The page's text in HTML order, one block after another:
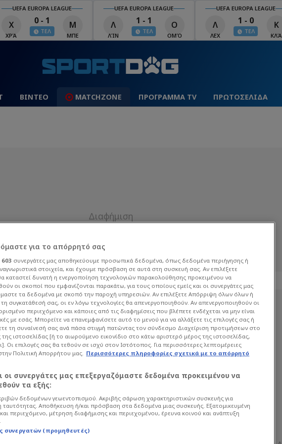
UEFA EUROPA LEAGUE
Χ
ΧΡΆ
0 - 1
ΤΕΛ
Μ
ΜΠΕ
UEFA EUROPA LEAGUE
Λ
ΛΊΝ
1 - 1
ΤΕΛ
Ο
ΟΜΌ
UEFA EUROPA LEAGUE
Λ
ΛΕΧ
1 - 0
ΤΕΛ
Κ
ΚΛΆ
ΒΙΝΤΕΟ MATCHZONE ΠΡΟΓΡΑΜΜΑ TV ΠΡΩΤΟΣΕΛΙΔΑ
την
την Ελλάδα.
για το απόρρητό σας
603 συνεργάτες μας αποθηκεύουμε προσωπικά δεδομένα, όπως δεδομένα περιήγησης ή
στοιχεία, και έχουμε πρόσβαση σε αυτά στη συσκευή σας. Αν επιλέξετε
καταστεί δυνατή η ενεργοποίηση τεχνολογιών παρακολούθησης προκειμένου να
οι σκοποί που εμφανίζονται παρακάτω, για τους οποίους εμείς και οι συνεργάτες μας
τα δεδομένα με σκοπό την παροχή υπηρεσιών. Αν επιλέξετε Απόρριψη όλων όλων ή
συγκατάθεσή σας, οι εν λόγω τεχνολογίες θα απενεργοποιηθούν. Αν απενεργοποιηθούν οι
περιεχόμενο και κάποιες από τις διαφημίσεις που βλέπετε ενδέχεται να μην είναι
με εσάς. Μπορείτε να επανεμφανίσετε αυτό το μενού για να αλλάξετε τις επιλογές σας ή
τη συναίνεσή σας ανά πάσα στιγμή πατώντας τον σύνδεσμο Διαχείριση προτιμήσεων στο
ιστοσελίδας [ή το αιωρούμενο εικονίδιο στο κάτω αριστερό μέρος της ιστοσελίδας,
Οι επιλογές σας θα τεθούν σε ισχύ στον Ιστότοπος. Για περισσότερες λεπτομέρειες
Πολιτική Απορρήτου μας. Περισσότερες πληροφορίες σχετικά με το απόρρητό
οι συνεργάτες μας επεξεργαζόμαστε δεδομένα προκειμένου να
τα εξής:
δεδομένων γεωεντοπισμού. Ακριβής σάρωση χαρακτηριστικών συσκευής για
ταυτότητας. Αποθήκευση ή/και πρόσβαση στα δεδομένα μιας συσκευής. Εξατομικευμένη
περιεχόμενο, μέτρηση διαφήμισης και περιεχομένου, έρευνα κοινού και ανάπτυξη
συνεργατών (προμηθευτές)